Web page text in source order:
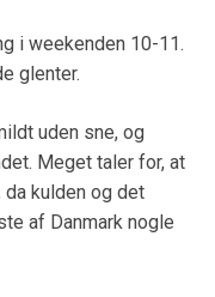
i weekenden 10-11.
glenter.
uden sne, og
Meget taler for, at
kulden og det
af Danmark nogle